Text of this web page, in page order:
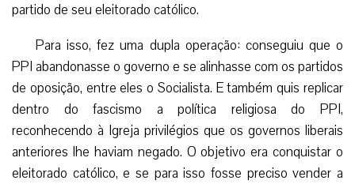
partido de seu eleitorado católico.
Para isso, fez uma dupla operação: conseguiu que o
PPI abandonasse o governo e se alinhasse com os partidos
de oposição, entre eles o Socialista. E também quis replicar
dentro do fascismo a política religiosa do PPI,
reconhecendo à Igreja privilégios que os governos liberais
anteriores lhe haviam negado. O objetivo era conquistar o
eleitorado católico, e se para isso fosse preciso vender a